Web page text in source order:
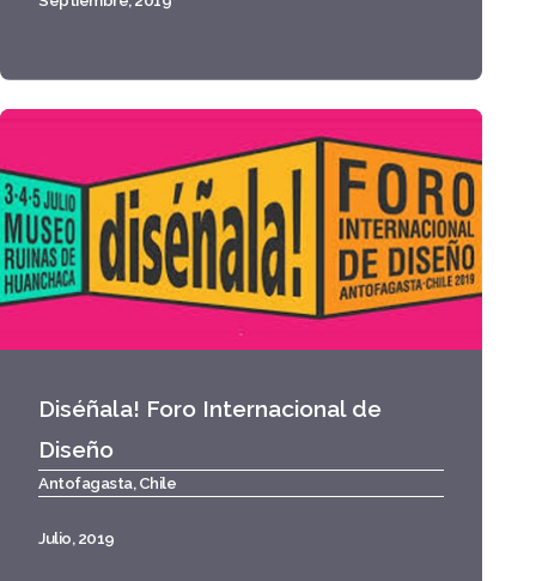
Diséñala! Foro Internacional de
Diseño
Antofagasta, Chile
Julio, 2019